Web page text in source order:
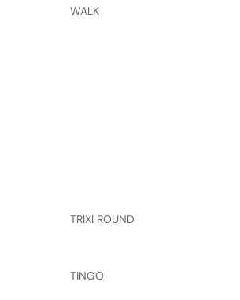
WALK
TRIXI ROUND
TINGO